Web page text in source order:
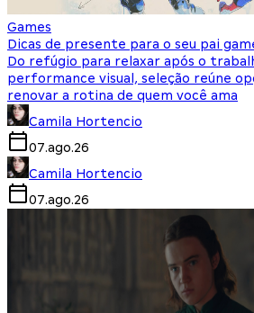
Games
Dicas de presente para o seu pai
Do refúgio para relaxar após o
performance visual, seleção reúne
renovar a rotina de quem você ama
Camila Hortencio
07.ago.26
Camila Hortencio
07.ago.26